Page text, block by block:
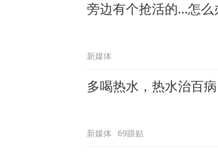
旁边有个抢活的…怎么
新媒体
多喝热水，热水治百病
新媒体 69跟贴